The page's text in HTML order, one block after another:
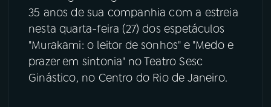
PODCASTS
06VIDEOCASTS
35 anos de sua companhia com a estreia
nesta quarta-feira (27) dos espetáculos
"Murakami: o leitor de sonhos" e "Medo e
prazer em sintonia" no Teatro Sesc
Ginástico, no Centro do Rio de Janeiro.